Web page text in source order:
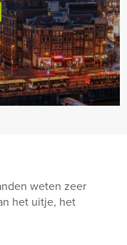
weten zeer
het uitje, het